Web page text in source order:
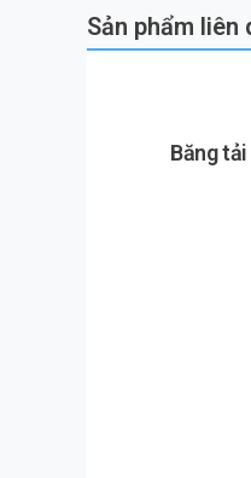
Sản phẩm liên
Băng